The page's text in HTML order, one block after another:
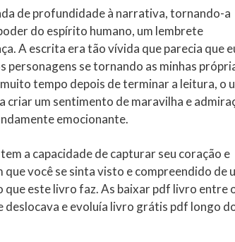
de profundidade à narrativa, tornando-a
do espírito humano, um lembrete
A escrita era tão vívida que parecia que
se tornando as minhas
tempo depois de terminar a leitura, o
criar um sentimento de maravilha e
emocionante.
a capacidade de capturar seu coração e
você se sinta visto e compreendido de
que este livro faz. As baixar pdf livro entre
deslocava e evoluía livro grátis pdf longo